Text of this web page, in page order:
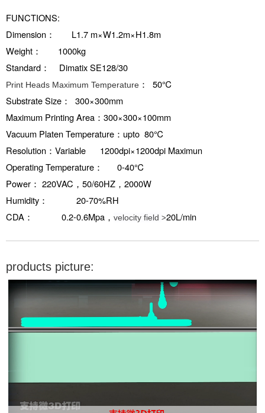
FUNCTIONS:
Dimension： L1.7 m×W1.2m×H1.8m
Weight： 1000kg
Standard： Dimatix SE128/30
Print Heads Maximum Temperature ： 50℃
Substrate Size： 300×300mm
Maximum Printing Area：300×300×100mm
Vacuum Platen Temperature：upto 80℃
Resolution：Variable 1200dpi×1200dpi Maximun
Operating Temperature： 0-40℃
Power： 220VAC，50/60HZ，2000W
Humidity： 20-70%RH
CDA： 0.2-0.6Mpa， velocity field >20L/min
products picture: